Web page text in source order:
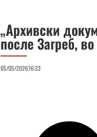
„Архивски
после Загреб,
05/05/202616:33